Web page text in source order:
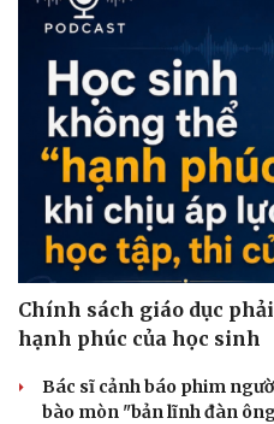
Chính sách giáo dục
hạnh phúc của học sinh
Bác sĩ cảnh báo phim
bào mòn "bản lĩnh đàn